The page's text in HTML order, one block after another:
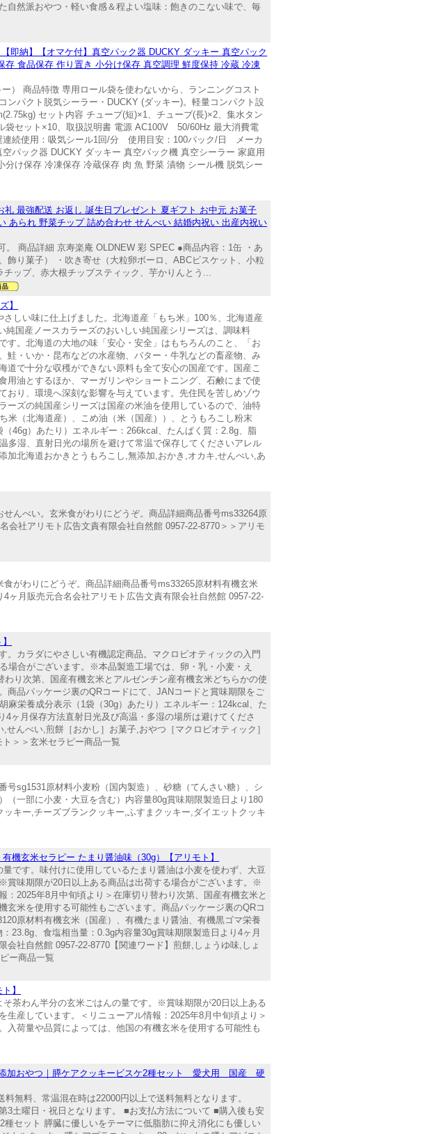
然派おやつ・軽い食感＆程よい塩味：飽きのこない味で、毎
即納】【オマケ付】真空パック器 DUCKY ダッキー 真空パック
食品保存 作り置き 小分け保存 真空調理 鮮度保持 冷蔵 冷凍
） 商品特徴 専用ロール袋を使わないから、ランニングコスト
パクト脱気シーラー・DUCKY (ダッキー)。軽量コンパクト設
セット内容 チューブ(短)×1、チューブ(長)×2、集水タン
袋セット×10、取扱説明書 電源 AC100V 50/60Hz 最大消費電
連続使用：吸気シール1回/分 使用目安：100パック/日 メーカ
パック器 DUCKY ダッキー 真空パック機 真空シーラー 家庭用
け保存 冷凍保存 冷蔵保存 肉 魚 野菜 漬物 シール機 脱気シー
最強配送 お返し 誕生日プレゼント 夏ギフト お中元 お菓子
あられ 野菜チップ 詰め合わせ せんべい 結婚内祝い 出産内祝い
商品詳細 京寿楽庵 OLDNEW 彩 SPEC ●商品内容：1缶 ・あ
飾り菓子） ・吹き寄せ（大粒卵ボーロ、ABCビスケット、小粒
ップ、赤大根チップスティック、芋かりんとう...
】
しい味に仕上げました。北海道産「もち米」100％、北海道産
純国産ノースカラーズのおいしい純国産シリーズは、調味料
す。北海道の大地の味「安心・安全」はもちろんのこと、「お
鮭・いか・昆布などの水産物、バター・牛乳などの畜産物、み
で十分な収穫ができない原料も全て安心の国産です。国産こ
油とするほか、マーガリンやショートニング、石鹸にまで使
り、環境へ深刻な影響を与えています。先住民を苦しめゾウ
ズの純国産シリーズは国産の米油を使用しているので、油特
米（北海道産）、こめ油（米（国産））、とうもろこし粉末
46g）あたり）エネルギー：266kcal、たんぱく質：2.8g、脂
多湿、直射日光の場所を避けて常温で保存してくださいアレル
加北海道おかきとうもろこし,無添加,おかき,オカキ,せんべい,あ
んべい。玄米食がわりにどうぞ。商品詳細商品番号ms33264原
会社アリモト広告文責有限会社自然館 0957-22-8770＞＞アリモ
がわりにどうぞ。商品詳細商品番号ms33265原材料有機玄米
ヶ月販売元合名会社アリモト広告文責有限会社自然館 0957-22-
カラダにやさしい有機認定商品。マクロビオティックの入門
場合がございます。※本品製造工場では、卵・乳・小麦・え
り次第、国産有機玄米とアルゼンチン産有機玄米どちらかの使
商品パッケージ裏のQRコードにて、JANコードと賞味期限をご
麻栄養成分表示（1袋（30g）あたり）エネルギー：124kcal、た
ヶ月保存方法直射日光及び高温・多湿の場所は避けてくださ
んべい,煎餅［おかし］お菓子,おやつ［マクロビオティック］
＞＞玄米セラピー商品一覧
sg1531原材料小麦粉（国内製造）、砂糖（てんさい糖）、シ
（一部に小麦・大豆を含む）内容量80g賞味期限製造日より180
キー,チーズブランクッキー,ふすまクッキー,ダイエットクッキ
機玄米セラピー たまり醤油味（30g）【アリモト】
です。味付けに使用しているたまり醤油は小麦を使わず、大豆
賞味期限が20日以上ある商品は出荷する場合がございます。※
2025年8月中旬頃より＞在庫切り替わり次第、国産有機玄米と
米を使用する可能性もございます。商品パッケージ裏のQRコ
原材料有機玄米（国産）、有機たまり醤油、有機黒ゴマ栄養
23.8g、食塩相当量：0.3g内容量30g賞味期限製造日より4ヶ月
社自然館 0957-22-8770【関連ワード】煎餅,しょうゆ味,しょ
ー商品一覧
】
茶わん半分の玄米ごはんの量です。※賞味期限が20日以上ある
産しています。＜リニューアル情報：2025年8月中旬頃より＞
荷量や品質によっては、他国の有機玄米を使用する可能性も
添加おやつ｜膵ケアクッキービスケ2種セット 愛犬用 国産 硬
料、常温混在時は22000円以上で送料無料となります。
曜日・祝日となります。 ■お支払方法について ■購入後も安
セット 膵臓に優しいをテーマに低脂肪に抑え消化にも優しい